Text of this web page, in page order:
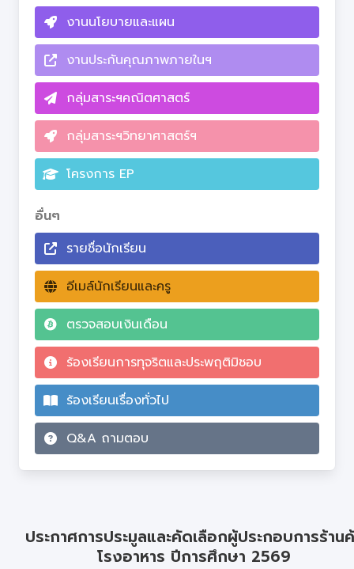
งานนโยบายและแผน
งานประกันคุณภาพภายในฯ
กลุ่มสาระฯคณิตศาสตร์
กลุ่มสาระฯวิทยาศาสตร์ฯ
โครงการ EP
อื่นๆ
รายชื่อนักเรียน
อีเมล์นักเรียนและครู
ตรวจสอบเงินเดือน
ร้องเรียนการทุจริตและประพฤติมิชอบ
ร้องเรียนเรื่องทั่วไป
Q&A ถามตอบ
ประกาศการประมูลและคัดเลือกผู้ประกอบการร้าน
โรงอาหาร ปีการศึกษา 2569